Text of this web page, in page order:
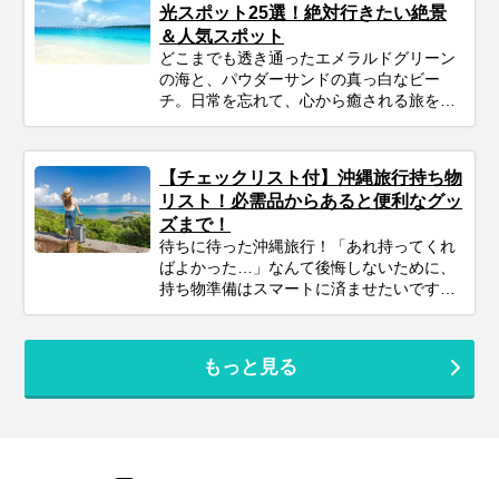
光スポット25選！絶対行きたい絶景
＆人気スポット
どこまでも透き通ったエメラルドグリーン
の海と、パウダーサンドの真っ白なビー
チ。日常を忘れて、心から癒される旅を求
になります。 この記事では、プロのツアー
コーディネーターが厳選した宮古島の観光
スポットを、目的別にご紹介します。定番
の絶景ビーチから、話題のグルメ、心静か
に過ごせる穴場まで、あなたの「行ってみ
たい！」がきっと見つかるはず。次の宮古
島旅行の計画に、ぜひお役立てください。
【チェックリスト付】沖縄旅行持ち物
リスト！必需品からあると便利なグッ
ズまで！
待ちに待った沖縄旅行！「あれ持ってくれ
ばよかった…」なんて後悔しないために、
持ち物準備はスマートに済ませたいですよ
旅行をスタートさせるための準備を始めま
しょう♪
もっと見る